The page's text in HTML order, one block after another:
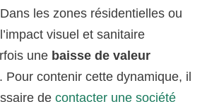
les zones résidentielles ou
visuel et sanitaire
une baisse de valeur
. Pour contenir cette dynamique, il
decontacter une société